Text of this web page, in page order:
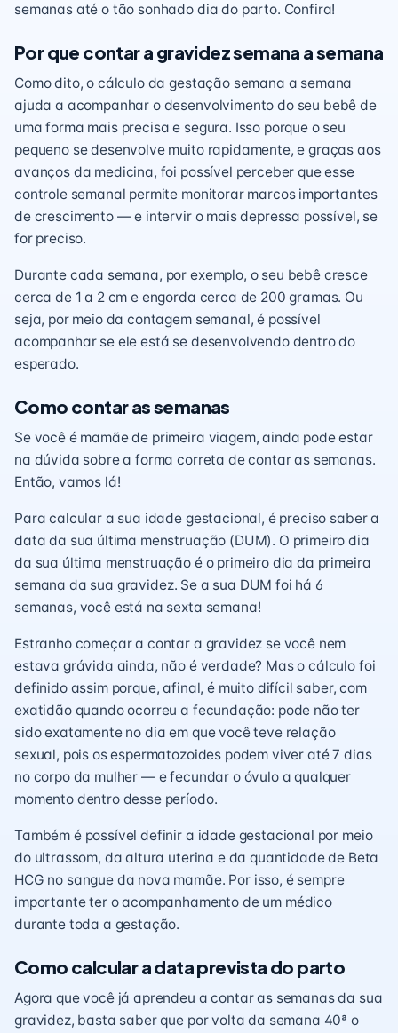
semanas até o tão sonhado dia do parto. Confira!
Por que contar a gravidez semana a semana
Como dito, o cálculo da gestação semana a semana
ajuda a acompanhar o desenvolvimento do seu bebê de
uma forma mais precisa e segura. Isso porque o seu
pequeno se desenvolve muito rapidamente, e graças aos
avanços da medicina, foi possível perceber que esse
controle semanal permite monitorar marcos importantes
de crescimento — e intervir o mais depressa possível, se
for preciso.
Durante cada semana, por exemplo, o seu bebê cresce
cerca de 1 a 2 cm e engorda cerca de 200 gramas. Ou
seja, por meio da contagem semanal, é possível
acompanhar se ele está se desenvolvendo dentro do
esperado.
Como contar as semanas
Se você é mamãe de primeira viagem, ainda pode estar
na dúvida sobre a forma correta de contar as semanas.
Então, vamos lá!
Para calcular a sua idade gestacional, é preciso saber a
data da sua última menstruação (DUM). O primeiro dia
da sua última menstruação é o primeiro dia da primeira
semana da sua gravidez. Se a sua DUM foi há 6
semanas, você está na sexta semana!
Estranho começar a contar a gravidez se você nem
estava grávida ainda, não é verdade? Mas o cálculo foi
definido assim porque, afinal, é muito difícil saber, com
exatidão quando ocorreu a fecundação: pode não ter
sido exatamente no dia em que você teve relação
sexual, pois os espermatozoides podem viver até 7 dias
no corpo da mulher — e fecundar o óvulo a qualquer
momento dentro desse período.
Também é possível definir a idade gestacional por meio
do ultrassom, da altura uterina e da quantidade de Beta
HCG no sangue da nova mamãe. Por isso, é sempre
importante ter o acompanhamento de um médico
durante toda a gestação.
Como calcular a data prevista do parto
Agora que você já aprendeu a contar as semanas da sua
gravidez, basta saber que por volta da semana 40ª o